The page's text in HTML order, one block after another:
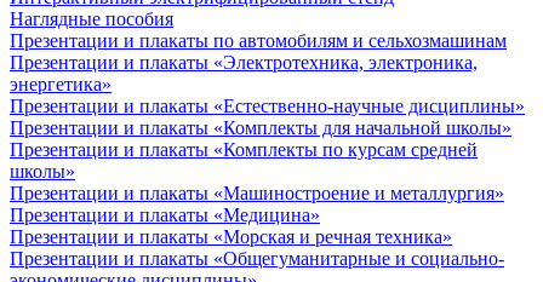
Наглядные пособия
Презентации и плакаты по автомобилям и сельхозмашинам
Презентации и плакаты «Электротехника, электроника,
энергетика»
Презентации и плакаты «Естественно-научные дисциплины»
Презентации и плакаты «Комплекты для начальной школы»
Презентации и плакаты «Комплекты по курсам средней
школы»
Презентации и плакаты «Машиностроение и металлургия»
Презентации и плакаты «Медицина»
Презентации и плакаты «Морская и речная техника»
Презентации и плакаты «Общегуманитарные и социально-